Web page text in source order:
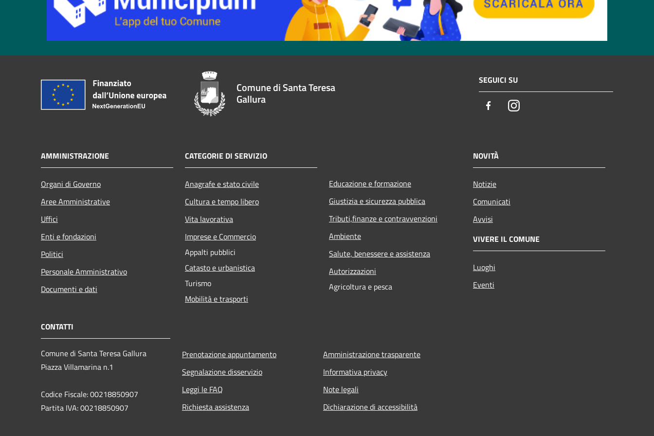
Comune di Santa Teresa
Gallura
SEGUICI SU
FacebookInstagram
AMMINISTRAZIONE
Organi di Governo
Aree Amministrative
Uffici
Enti e fondazioni
Politici
Personale Amministrativo
Documenti e dati
CATEGORIE DI SERVIZIO
Anagrafe e stato civile
Cultura e tempo libero
Vita lavorativa
Imprese e Commercio
Appalti pubblici
Catasto e urbanistica
Turismo
Mobilità e trasporti
Educazione e formazione
Giustizia e sicurezza pubblica
Tributi,finanze e contravvenzioni
Ambiente
Salute, benessere e assistenza
Autorizzazioni
Agricoltura e pesca
NOVITÀ
Notizie
Comunicati
Avvisi
VIVERE IL COMUNE
Luoghi
Eventi
CONTATTI
Comune di Santa Teresa Gallura
Piazza Villamarina n.1
Codice Fiscale: 00218850907
Partita IVA: 00218850907
Prenotazione appuntamento
Segnalazione disservizio
Leggi le FAQ
Richiesta assistenza
Amministrazione trasparente
Informativa privacy
Note legali
Dichiarazione di accessibilità